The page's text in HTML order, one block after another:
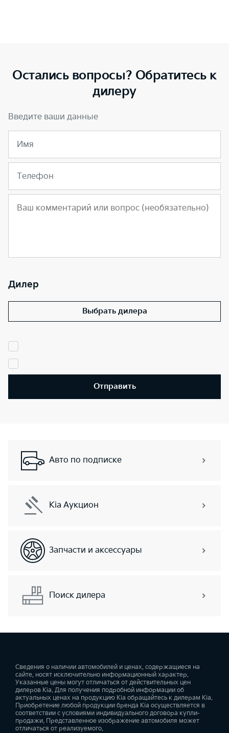
Остались вопросы? Обратитесь к
дилеру
Введите ваши данные
Имя
Телефон
Дилер
Выбрать дилера
Отправить
Авто по подписке
Kia Аукцион
Запчасти и аксессуары
Поиск дилера
Сведения о наличии автомобилей и ценах, содержащиеся на
сайте, носят исключительно информационный характер.
Указанные цены могут отличаться от действительных цен
дилеров Kia. Для получения подробной информации об
актуальных ценах на продукцию Kia обращайтесь к дилерам Kia.
Приобретение любой продукции бренда Kia осуществляется в
соответствии с условиями индивидуального договора купли-
продажи. Представленное изображение автомобиля может
отличаться от реализуемого.